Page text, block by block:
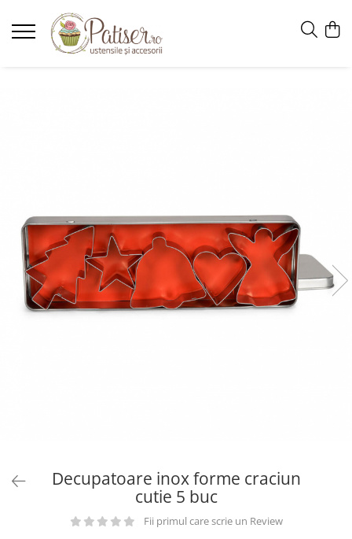
Decupatoare inox forme craciun
cutie 5 buc
Fii primul care scrie un Review